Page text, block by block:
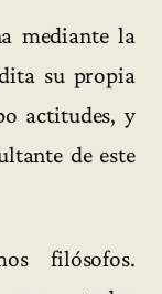
mediante la
su propia
actitudes, y
de este
filósofos.